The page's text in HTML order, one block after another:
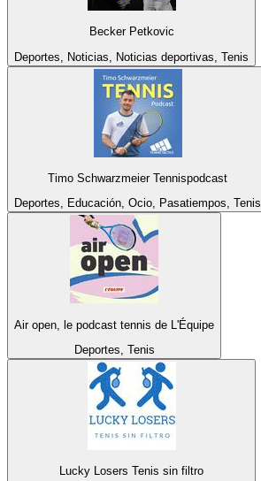
Becker Petkovic
Deportes, Noticias, Noticias deportivas, Tenis
Timo Schwarzmeier Tennispodcast
Deportes, Educación, Ocio, Pasatiempos, Tenis
Air open, le podcast tennis de L'Équipe
Deportes, Tenis
Lucky Losers Tenis sin filtro